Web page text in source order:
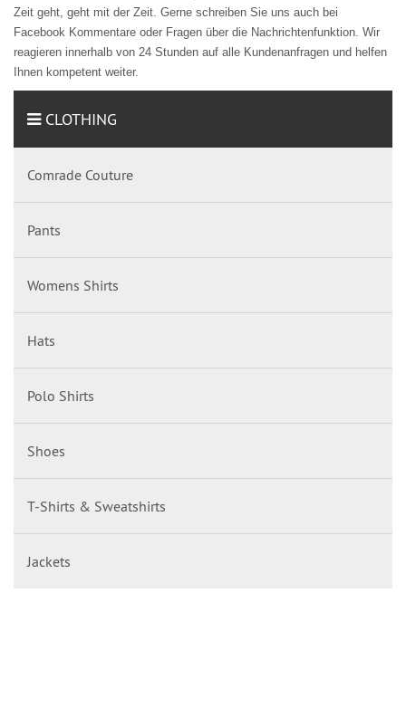
Zeit geht, geht mit der Zeit. Gerne schreiben Sie uns auch bei
Facebook Kommentare oder Fragen über die Nachrichtenfunktion. Wir
reagieren innerhalb von 24 Stunden auf alle Kundenanfragen und helfen
Ihnen kompetent weiter.
CLOTHING
Comrade Couture
Pants
Womens Shirts
Hats
Polo Shirts
Shoes
T-Shirts & Sweatshirts
Jackets